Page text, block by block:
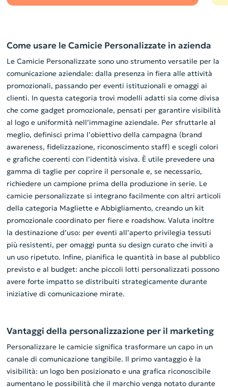
Come usare le Camicie Personalizzate in azienda
Le Camicie Personalizzate sono uno strumento versatile per la
comunicazione aziendale: dalla presenza in fiera alle attività
promozionali, passando per eventi istituzionali e omaggi ai
clienti. In questa categoria trovi modelli adatti sia come divisa
che come gadget promozionale, pensati per garantire visibilità
al logo e uniformità nell’immagine aziendale. Per sfruttarle al
meglio, definisci prima l’obiettivo della campagna (brand
awareness, fidelizzazione, riconoscimento staff) e scegli colori
e grafiche coerenti con l’identità visiva. È utile prevedere una
gamma di taglie per coprire il personale e, se necessario,
richiedere un campione prima della produzione in serie. Le
camicie personalizzate si integrano facilmente con altri articoli
della categoria Magliette e Abbigliamento, creando un kit
promozionale coordinato per fiere e roadshow. Valuta inoltre
la destinazione d’uso: per eventi all’aperto privilegia tessuti
più resistenti, per omaggi punta su design curato che inviti a
un uso ripetuto. Infine, pianifica le quantità in base al pubblico
previsto e al budget: anche piccoli lotti personalizzati possono
avere forte impatto se distribuiti strategicamente durante
iniziative di comunicazione mirate.
Vantaggi della personalizzazione per il marketing
Personalizzare le camicie significa trasformare un capo in un
canale di comunicazione tangibile. Il primo vantaggio è la
visibilità: un logo ben posizionato e una grafica riconoscibile
aumentano le possibilità che il marchio venga notato durante